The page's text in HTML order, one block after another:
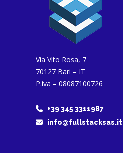
Via Vito Rosa, 7
70127 Bari – IT
P.iva – 08087100726
+39 345 3311987
info@fullstacksas.it